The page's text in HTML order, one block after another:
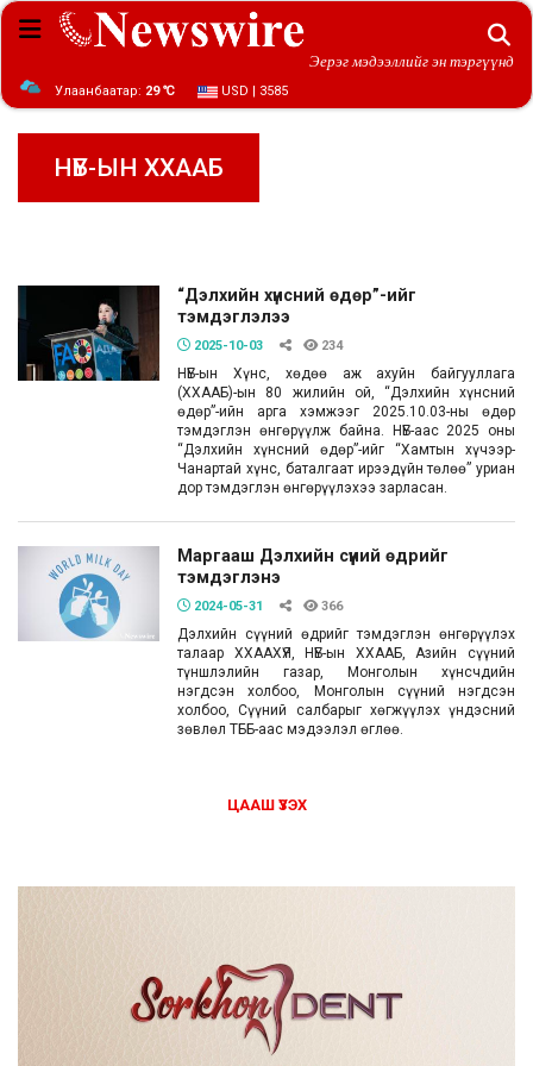
Эерэг мэдээллийг эн тэргүүнд
Улаанбаатар: 29 ℃ USD | 3585
НҮБ-ЫН ХХААБ
“Дэлхийн хүнсний өдөр”-ийг
тэмдэглэлээ
2025-10-03 234
НҮБ-ын Хүнс, хөдөө аж ахуйн байгууллага
(ХХААБ)-ын 80 жилийн ой, “Дэлхийн хүнсний
өдөр”-ийн арга хэмжээг 2025.10.03-ны өдөр
тэмдэглэн өнгөрүүлж байна. НҮБ-аас 2025 оны
“Дэлхийн хүнсний өдөр”-ийг “Хамтын хүчээр-
Чанартай хүнс, баталгаат ирээдүйн төлөө” уриан
дор тэмдэглэн өнгөрүүлэхээ зарласан.
Маргааш Дэлхийн сүүний өдрийг
тэмдэглэнэ
2024-05-31 366
Дэлхийн сүүний өдрийг тэмдэглэн өнгөрүүлэх
талаар ХХААХҮЯ, НҮБ-ын ХХААБ, Азийн сүүний
түншлэлийн газар, Монголын хүнсчдийн
нэгдсэн холбоо, Монголын сүүний нэгдсэн
холбоо, Сүүний салбарыг хөгжүүлэх үндэсний
зөвлөл ТББ-аас мэдээлэл өглөө.
ЦААШ ҮЗЭХ